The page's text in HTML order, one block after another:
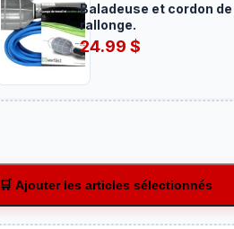
Baladeuse et cordon de
rallonge.
24.99 $
🛒 Ajouter les articles sélectionnés